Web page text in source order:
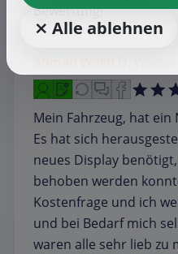
Bewertung!
Mein Fahrzeug, hat
Es hat sich
neues Display
behoben werden
Kostenfrage und ich
und bei Bedarf mich
waren alle sehr lieb zu
⨯ Alle ablehnen